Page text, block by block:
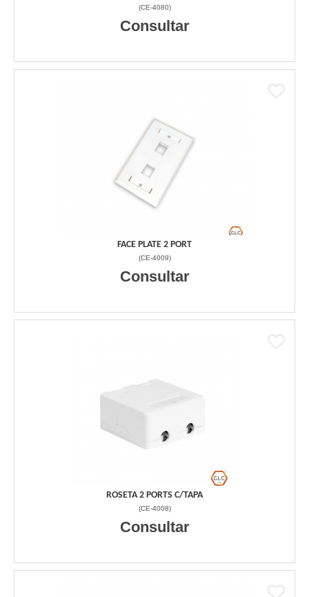
(CE-4080)
Consultar
FACE PLATE 2 PORT
(CE-4009)
Consultar
ROSETA 2 PORTS C/TAPA
(CE-4008)
Consultar